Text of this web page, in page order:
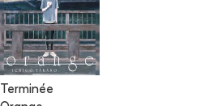
Terminée